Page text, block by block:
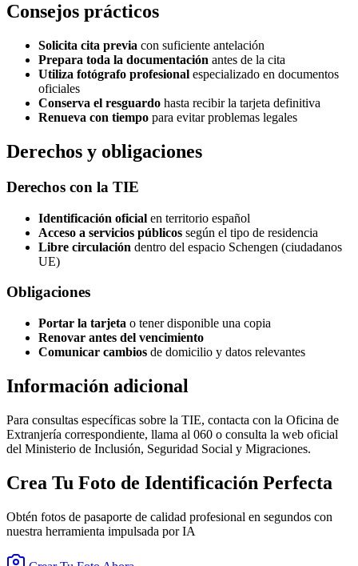
Consejos prácticos
Solicita cita previa con suficiente antelación
Prepara toda la documentación antes de la cita
Utiliza fotógrafo profesional especializado en documentos
oficiales
Conserva el resguardo hasta recibir la tarjeta definitiva
Renueva con tiempo para evitar problemas legales
Derechos y obligaciones
Derechos con la TIE
Identificación oficial en territorio español
Acceso a servicios públicos según el tipo de residencia
Libre circulación dentro del espacio Schengen (ciudadanos
UE)
Obligaciones
Portar la tarjeta o tener disponible una copia
Renovar antes del vencimiento
Comunicar cambios de domicilio y datos relevantes
Información adicional
Para consultas específicas sobre la TIE, contacta con la Oficina de
Extranjería correspondiente, llama al 060 o consulta la web oficial
del Ministerio de Inclusión, Seguridad Social y Migraciones.
Crea Tu Foto de Identificación Perfecta
Obtén fotos de pasaporte de calidad profesional en segundos con
nuestra herramienta impulsada por IA